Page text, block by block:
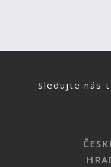
Sledujte nás